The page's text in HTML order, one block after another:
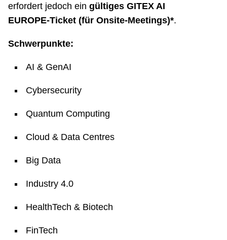
erfordert jedoch ein gültiges GITEX AI
EUROPE‑Ticket (für Onsite-Meetings)*.
Schwerpunkte:
AI & GenAI
Cybersecurity
Quantum Computing
Cloud & Data Centres
Big Data
Industry 4.0
HealthTech & Biotech
FinTech